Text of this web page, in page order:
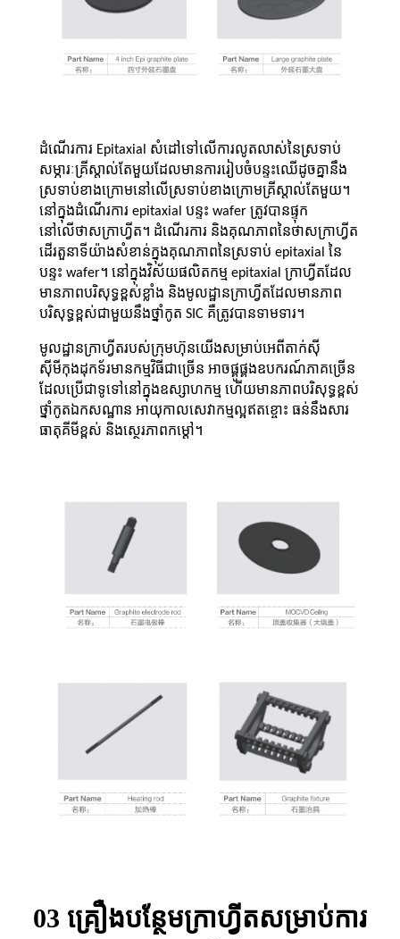
ដំណើរការ Epitaxial សំដៅទៅលើការលូតលាស់នៃស្រទាប់
សម្ភារៈគ្រីស្តាល់តែមួយដែលមានការរៀបចំបន្ទះឈើដូចគ្នានឹង
ស្រទាប់ខាងក្រោមនៅលើស្រទាប់ខាងក្រោមគ្រីស្តាល់តែមួយ។
នៅក្នុងដំណើរការ epitaxial បន្ទះ wafer ត្រូវបានផ្ទុក
នៅលើថាសក្រាហ្វីត។ ដំណើរការ និងគុណភាពនៃថាសក្រាហ្វីត
ដើរតួនាទីយ៉ាងសំខាន់ក្នុងគុណភាពនៃស្រទាប់ epitaxial នៃ
បន្ទះ wafer។ នៅក្នុងវិស័យផលិតកម្ម epitaxial ក្រាហ្វីតដែល
មានភាពបរិសុទ្ធខ្ពស់ខ្លាំង និងមូលដ្ឋានក្រាហ្វីតដែលមានភាព
បរិសុទ្ធខ្ពស់ជាមួយនឹងថ្នាំកូត SIC គឺត្រូវបានទាមទារ។
មូលដ្ឋានក្រាហ្វីតរបស់ក្រុមហ៊ុនយើងសម្រាប់អេពីតាក់ស៊ី
ស៊ីមីកុងដុកទ័រមានកម្មវិធីជាច្រើន អាចផ្គូផ្គងឧបករណ៍ភាគច្រើន
ដែលប្រើជាទូទៅនៅក្នុងឧស្សាហកម្ម ហើយមានភាពបរិសុទ្ធខ្ពស់
ថ្នាំកូតឯកសណ្ឋាន អាយុកាលសេវាកម្មល្អឥតខ្ចោះ ធន់នឹងសារ
ធាតុគីមីខ្ពស់ និងស្ថេរភាពកម្ដៅ។
03 គ្រឿងបន្ថែមក្រាហ្វីតសម្រាប់ការ